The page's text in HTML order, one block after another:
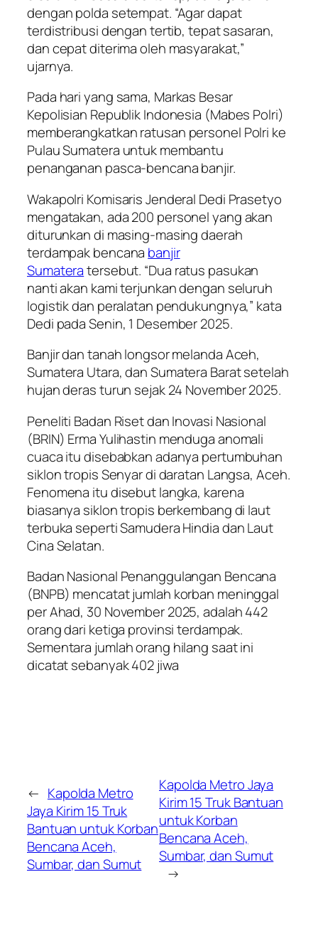
dengan polda setempat. “Agar dapat
terdistribusi dengan tertib, tepat sasaran,
dan cepat diterima oleh masyarakat,”
ujarnya.
Pada hari yang sama, Markas Besar
Kepolisian Republik Indonesia (Mabes Polri)
memberangkatkan ratusan personel Polri ke
Pulau Sumatera untuk membantu
penanganan pasca-bencana banjir.
Wakapolri Komisaris Jenderal Dedi Prasetyo
mengatakan, ada 200 personel yang akan
diturunkan di masing-masing daerah
terdampak bencana banjir
Sumateratersebut. “Dua ratus pasukan
nanti akan kami terjunkan dengan seluruh
logistik dan peralatan pendukungnya,” kata
Dedi pada Senin, 1 Desember 2025.
Banjir dan tanah longsor melanda Aceh,
Sumatera Utara, dan Sumatera Barat setelah
hujan deras turun sejak 24 November 2025.
Peneliti Badan Riset dan Inovasi Nasional
(BRIN) Erma Yulihastin menduga anomali
cuaca itu disebabkan adanya pertumbuhan
siklon tropis Senyar di daratan Langsa, Aceh.
Fenomena itu disebut langka, karena
biasanya siklon tropis berkembang di laut
terbuka seperti Samudera Hindia dan Laut
Cina Selatan.
Badan Nasional Penanggulangan Bencana
(BNPB) mencatat jumlah korban meninggal
per Ahad, 30 November 2025, adalah 442
orang dari ketiga provinsi terdampak.
Sementara jumlah orang hilang saat ini
dicatat sebanyak 402 jiwa
← Kapolda Metro
Jaya Kirim 15 Truk
Bantuan untuk Korban
Bencana Aceh,
Sumbar, dan Sumut
Kapolda Metro Jaya
Kirim 15 Truk Bantuan
untuk Korban
Bencana Aceh,
Sumbar, dan Sumut
→